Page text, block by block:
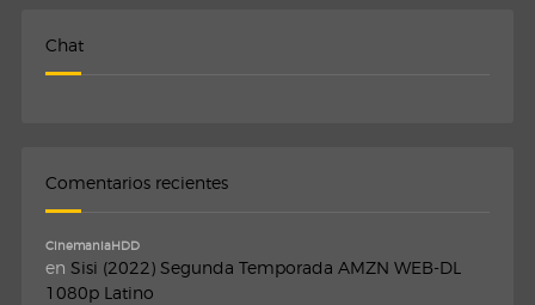
Chat
Comentarios recientes
CinemaniaHDD
en Sisi (2022) Segunda Temporada AMZN WEB-DL
1080p Latino